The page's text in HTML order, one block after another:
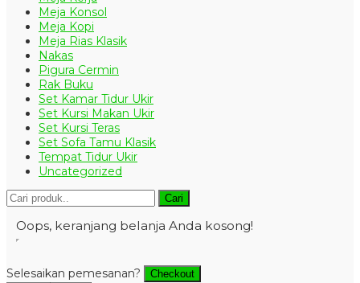
Meja Konsol
Meja Kopi
Meja Rias Klasik
Nakas
Pigura Cermin
Rak Buku
Set Kamar Tidur Ukir
Set Kursi Makan Ukir
Set Kursi Teras
Set Sofa Tamu Klasik
Tempat Tidur Ukir
Uncategorized
Cari
Oops, keranjang belanja Anda kosong!
Selesaikan pemesanan?
Checkout